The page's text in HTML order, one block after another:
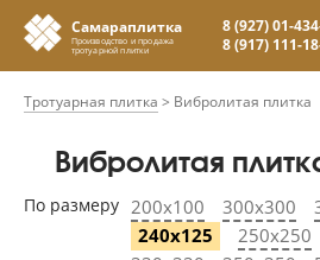
Самараплитка
Производство и продажа
тротуарной плитки
8 (927) 01-
8 (917) 111-
Тротуарная плитка > Вибролитая плитка
Вибролитая
По размеру 200х100 300х300
240х125
250х250